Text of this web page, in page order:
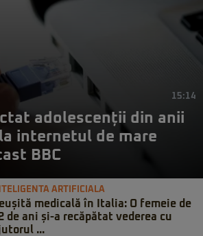
15:14
adolescenții din anii
la internetul de mare
BBC
ARTIFICIALA
medicală în Italia: O femeie de
de ani și-a recăpătat vederea cu
...